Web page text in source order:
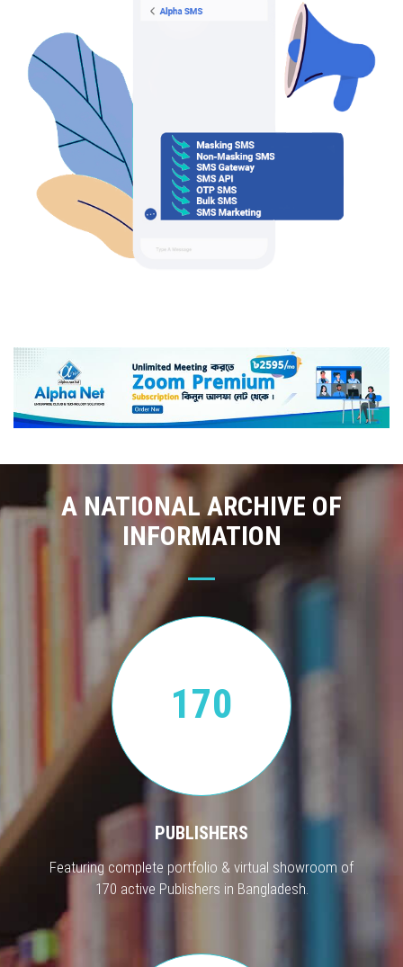
A NATIONAL ARCHIVE OF
INFORMATION
170
PUBLISHERS
Featuring complete portfolio & virtual showroom of
170 active Publishers in Bangladesh.